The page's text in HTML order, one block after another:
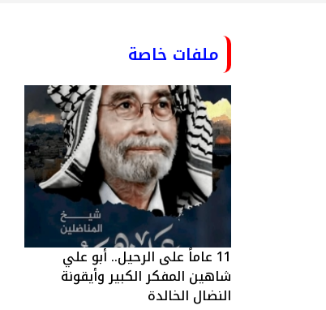
ملفات خاصة
11 عاماً على الرحيل.. أبو علي
شاهين المفكر الكبير وأيقونة
النضال الخالدة